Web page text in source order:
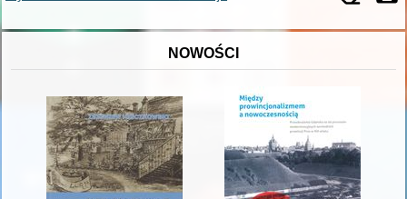
NOWOŚCI